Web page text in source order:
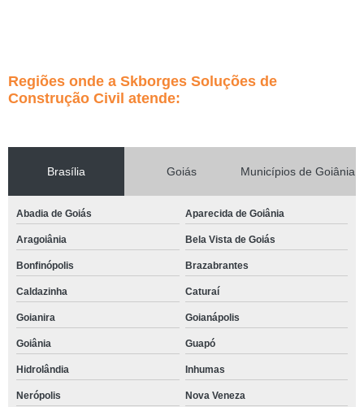
Regiões onde a Skborges Soluções de
Construção Civil atende:
Brasília Goiás Municípios de Goiânia
Abadia de Goiás Aparecida de Goiânia
Aragoiânia Bela Vista de Goiás
Bonfinópolis Brazabrantes
Caldazinha Caturaí
Goianira Goianápolis
Goiânia Guapó
Hidrolândia Inhumas
Nerópolis Nova Veneza